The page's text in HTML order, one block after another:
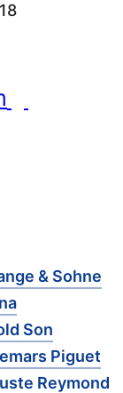
& Sohne
Son
Piguet
Reymond